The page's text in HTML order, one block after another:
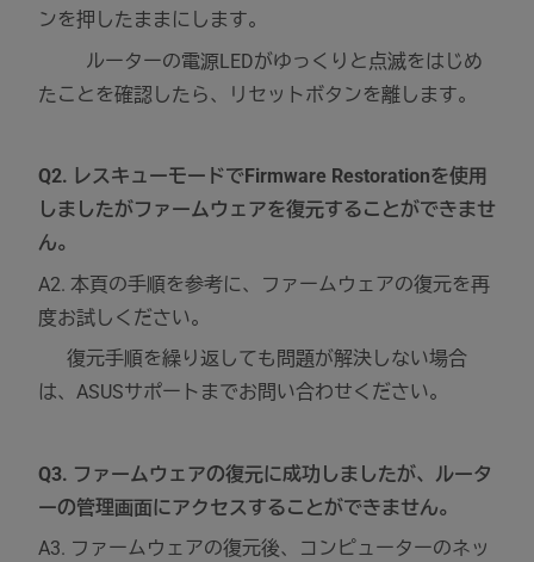
ンを押したままにします。
ルーターの電源LEDがゆっくりと点滅をはじめ
たことを確認したら、リセットボタンを離します。
Q2. レスキューモードでFirmware Restorationを使用
しましたがファームウェアを復元することができませ
ん。
A2. 本頁の手順を参考に、ファームウェアの復元を再
度お試しください。
復元手順を繰り返しても問題が解決しない場合
は、ASUSサポートまでお問い合わせください。
Q3. ファームウェアの復元に成功しましたが、ルータ
ーの管理画面にアクセスすることができません。
A3. ファームウェアの復元後、コンピューターのネッ